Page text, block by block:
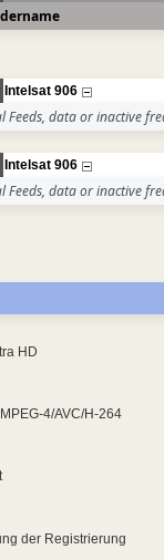
Intelsat 906
Feeds, data or inactive
Intelsat 906
Feeds, data or inactive
HD
4/AVC/H-264
der Registrierung